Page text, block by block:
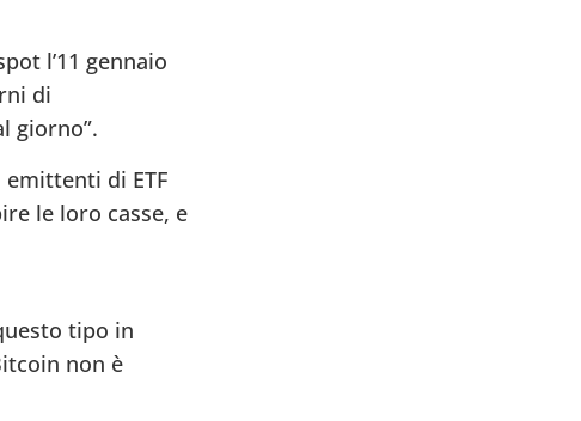
l’11 gennaio
di
giorno”.
di ETF
le loro casse, e
tipo in
non è